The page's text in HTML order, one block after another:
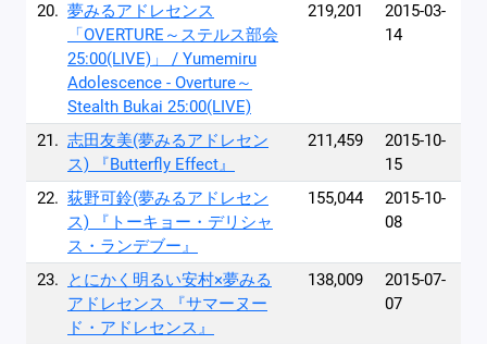
20. 夢みるアドレセンス
「OVERTURE～ステルス部会
25:00(LIVE)」 / Yumemiru
Adolescence - Overture～
Stealth Bukai 25:00(LIVE)
219,201
2015-03-
14
21. 志田友美(夢みるアドレセン
ス) 『Butterfly Effect』
211,459
2015-10-
15
22. 荻野可鈴(夢みるアドレセン
ス) 『トーキョー・デリシャ
ス・ランデブー』
155,044
2015-10-
08
23.
とにかく明るい安村×夢みる
アドレセンス 『サマーヌー
ド・アドレセンス』
138,009
2015-07-
07